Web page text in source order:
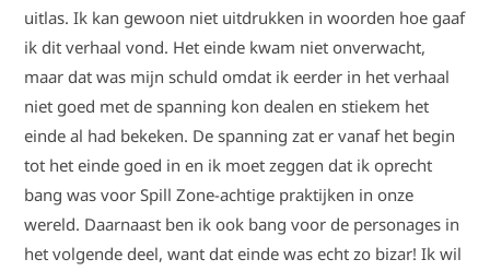
uitlas. Ik kan gewoon niet uitdrukken in woorden hoe gaaf
ik dit verhaal vond. Het einde kwam niet onverwacht,
maar dat was mijn schuld omdat ik eerder in het verhaal
niet goed met de spanning kon dealen en stiekem het
einde al had bekeken. De spanning zat er vanaf het begin
tot het einde goed in en ik moet zeggen dat ik oprecht
bang was voor Spill Zone-achtige praktijken in onze
wereld. Daarnaast ben ik ook bang voor de personages in
het volgende deel, want dat einde was echt zo bizar! Ik wil